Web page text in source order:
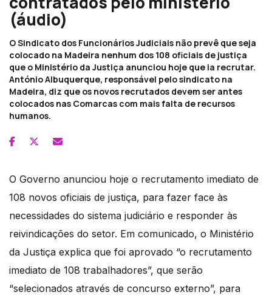
(áudio)
O Sindicato dos Funcionários Judiciais não prevê que seja
colocado na Madeira nenhum dos 108 oficiais de justiça
que o Ministério da Justiça anunciou hoje que ia recrutar.
António Albuquerque, responsável pelo sindicato na
Madeira, diz que os novos recrutados devem ser antes
colocados nas Comarcas com mais falta de recursos
humanos.
O Governo anunciou hoje o recrutamento imediato de
108 novos oficiais de justiça, para fazer face às
necessidades do sistema judiciário e responder às
reivindicações do setor. Em comunicado, o Ministério
da Justiça explica que foi aprovado “o recrutamento
imediato de 108 trabalhadores”, que serão
“selecionados através de concurso externo”, para